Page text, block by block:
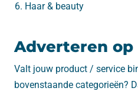
Haar & beauty
Adverteren
Valt jouw product / service
bovenstaande categorieën?